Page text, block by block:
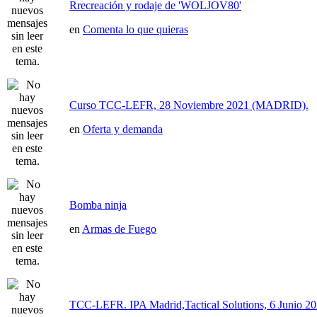
Rrecreación y rodaje de 'WOLJOV80'
en Comenta lo que quieras
Curso TCC-LEFR, 28 Noviembre 2021 (MADRID).
en Oferta y demanda
Bomba ninja
en Armas de Fuego
TCC-LEFR. IPA Madrid,Tactical Solutions, 6 Junio